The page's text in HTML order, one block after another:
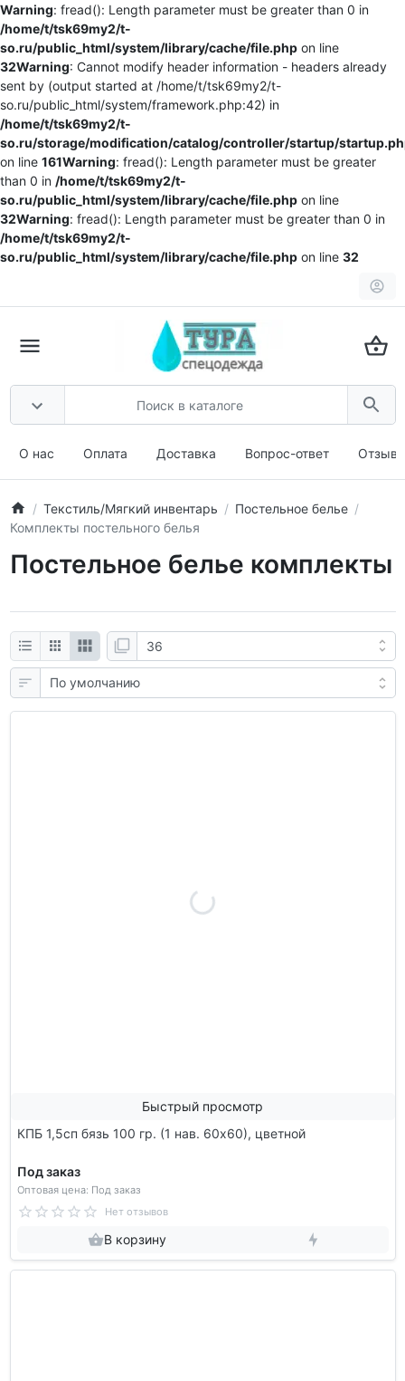
Warning: fread(): Length parameter must be greater than 0 in
/home/t/tsk69my2/t-
so.ru/public_html/system/library/cache/file.php on line
32Warning: Cannot modify header information - headers already
sent by (output started at /home/t/tsk69my2/t-
so.ru/public_html/system/framework.php:42) in
/home/t/tsk69my2/t-
so.ru/storage/modification/catalog/controller/startup/
on line 161Warning: fread(): Length parameter must be greater
than 0 in /home/t/tsk69my2/t-
so.ru/public_html/system/library/cache/file.php on line
32Warning: fread(): Length parameter must be greater than 0 in
/home/t/tsk69my2/t-
so.ru/public_html/system/library/cache/file.php on line 32
О нас Оплата Доставка Вопрос-ответ
Текстиль/Мягкий инвентарь
Постельное белье
Комплекты постельного белья
Постельное белье комплекты
Быстрый просмотр
КПБ 1,5сп бязь 100 гр. (1 нав. 60х60), цветной
Под заказ
Оптовая цена: Под заказ
Нет отзывов
В корзину